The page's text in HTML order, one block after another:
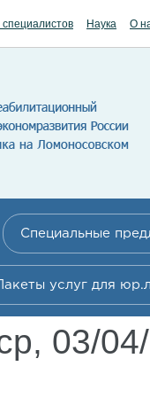
Наука О
Специальные
Пакеты услуг для
03/